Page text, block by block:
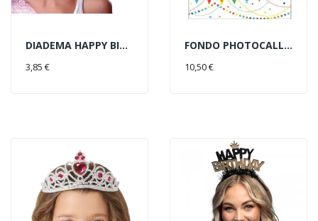
DIADEMA HAPPY BIRTHDAY STRASS
3,85 €
FONDO PHOTOCALL BANDERINES 182
10,50 €